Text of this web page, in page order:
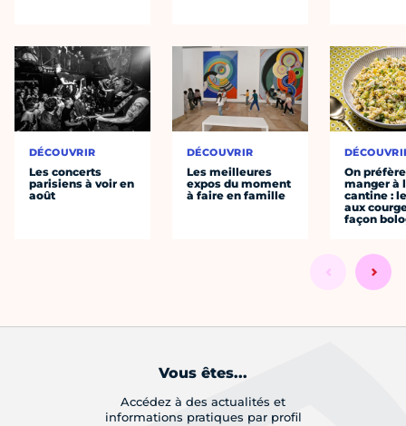
DÉCOUVRIR
Les concerts
parisiens à voir en
août
DÉCOUVRIR
Les meilleures
expos du moment
à faire en famille
On préfère
manger à
cantine :
aux
façon
Vous êtes...
Accédez à des actualités et
informations pratiques par profil